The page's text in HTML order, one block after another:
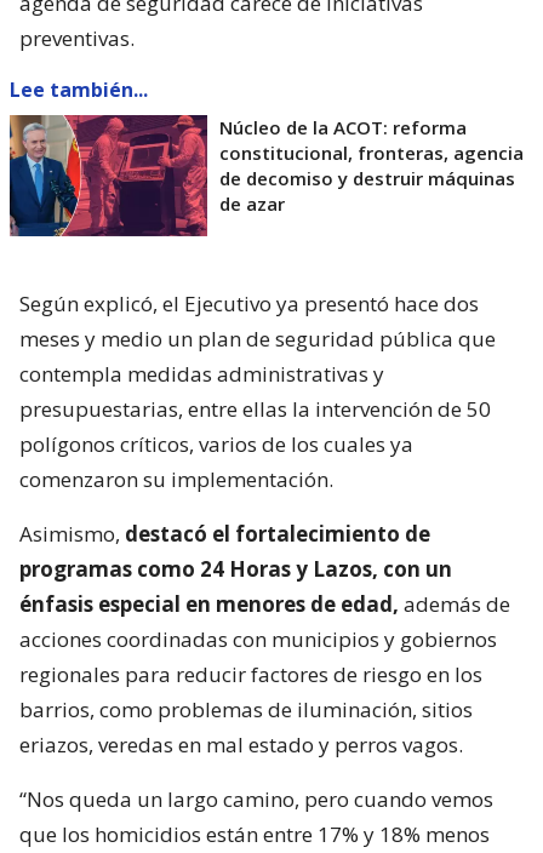
preventivas.
Lee también...
Núcleo de la ACOT: reforma
constitucional, fronteras, agencia
de decomiso y destruir máquinas
de azar
Según explicó, el Ejecutivo ya presentó hace dos
meses y medio un plan de seguridad pública que
contempla medidas administrativas y
presupuestarias, entre ellas la intervención de 50
polígonos críticos, varios de los cuales ya
comenzaron su implementación.
Asimismo, destacó el fortalecimiento de
programas como 24 Horas y Lazos, con un
énfasis especial en menores de edad, además de
acciones coordinadas con municipios y gobiernos
regionales para reducir factores de riesgo en los
barrios, como problemas de iluminación, sitios
eriazos, veredas en mal estado y perros vagos.
“Nos queda un largo camino, pero cuando vemos
que los homicidios están entre 17% y 18% menos